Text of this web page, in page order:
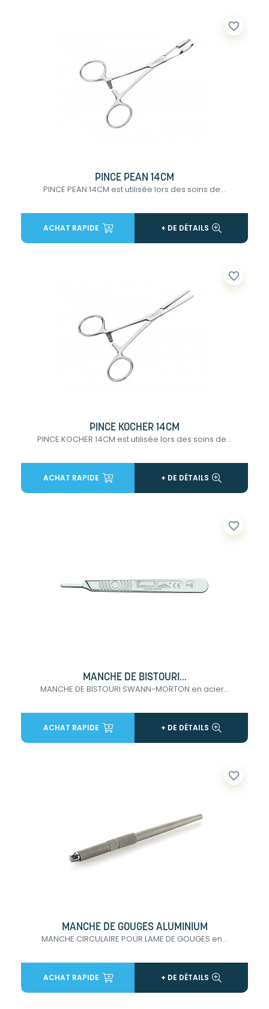
favorite_border
PINCE PEAN 14CM
PINCE PEAN 14CM est utilisée lors des soins de...
ACHAT RAPIDE + DE DÉTAILS
favorite_border
PINCE KOCHER 14CM
PINCE KOCHER 14CM est utilisée lors des soins de...
ACHAT RAPIDE + DE DÉTAILS
favorite_border
MANCHE DE BISTOURI...
MANCHE DE BISTOURI SWANN-MORTON en acier...
ACHAT RAPIDE + DE DÉTAILS
favorite_border
MANCHE DE GOUGES ALUMINIUM
MANCHE CIRCULAIRE POUR LAME DE GOUGES en...
ACHAT RAPIDE + DE DÉTAILS